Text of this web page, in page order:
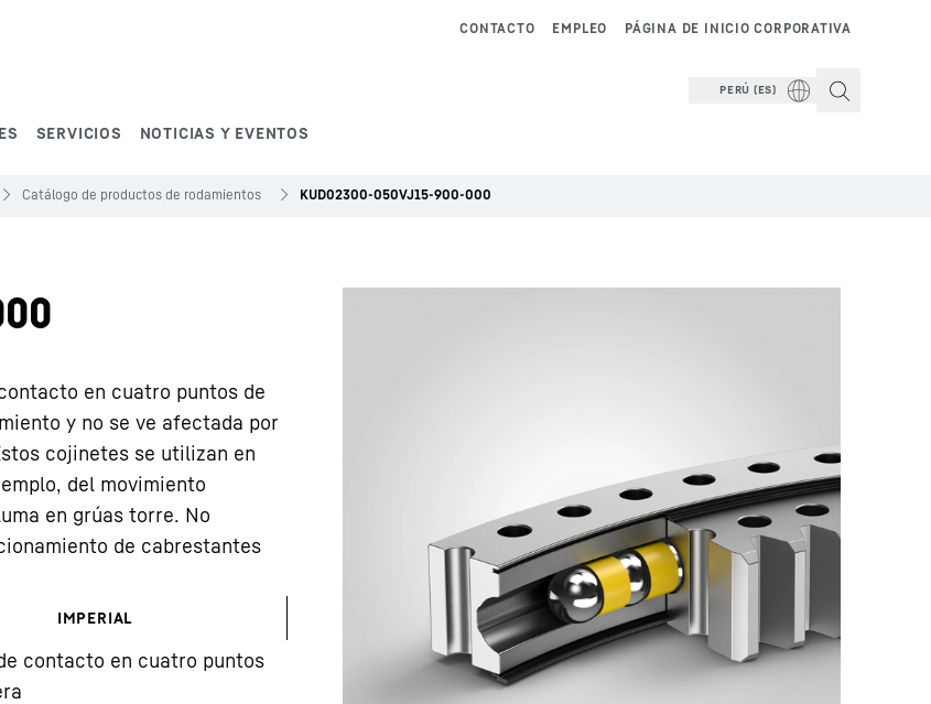
SERVICIOS NOTICIAS Y EVENTOS
PÁGINA DE INICIO CORPORATIVA
EMPLEO
CONTACTO
PERÚ (ES)
Catálogo de productos de rodamientos KUD02300-050VJ15-900-000
en cuatro puntos de
y no se ve afectada por
cojinetes se utilizan en
del movimiento
en grúas torre. No
de cabrestantes
IMPERIAL
contacto en cuatro puntos